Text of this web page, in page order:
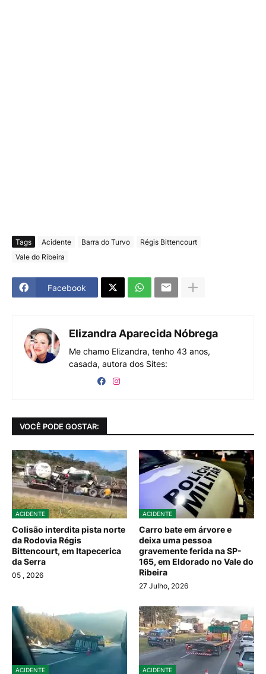
Tags Acidente Barra do Turvo
Régis Bittencourt
Vale do Ribeira
Facebook
Elizandra Aparecida Nóbrega
Me chamo Elizandra, tenho 43 anos,
casada, autora dos Sites:
VOCÊ PODE GOSTAR:
ACIDENTE
Colisão interdita pista norte
da Rodovia Régis
Bittencourt, em Itapecerica
da Serra
05 , 2026
ACIDENTE
Carro bate em árvore e
deixa uma pessoa
gravemente ferida na SP-
165, em Eldorado no Vale do
Ribeira
27 Julho, 2026
ACIDENTE ACIDENTE